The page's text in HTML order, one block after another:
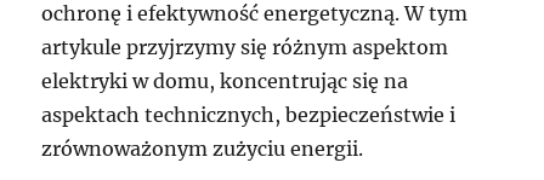
ochronę i efektywność energetyczną. W tym
artykule przyjrzymy się różnym aspektom
elektryki w domu, koncentrując się na
aspektach technicznych, bezpieczeństwie i
zrównoważonym zużyciu energii.